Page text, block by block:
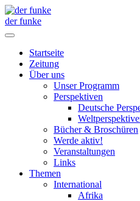
der funke
Startseite
Zeitung
Über uns
Unser Programm
Perspektiven
Deutsche
Bücher & Broschüren
Werde aktiv!
Veranstaltungen
Links
Themen
International
Afrika